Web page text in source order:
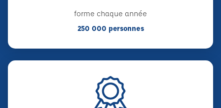
forme chaque année
250 000 personnes